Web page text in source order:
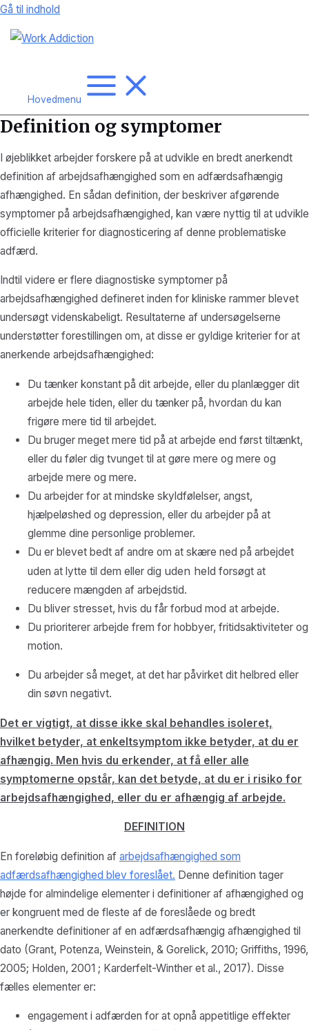
Gå til indhold
Hovedmenu
Definition og symptomer
I øjeblikket arbejder forskere på at udvikle en bredt anerkendt
definition af arbejdsafhængighed som en adfærdsafhængig
afhængighed. En sådan definition, der beskriver afgørende
symptomer på arbejdsafhængighed, kan være nyttig til at udvikle
officielle kriterier for diagnosticering af denne problematiske
adfærd.
Indtil videre er flere diagnostiske symptomer på
arbejdsafhængighed defineret inden for kliniske rammer blevet
undersøgt videnskabeligt. Resultaterne af undersøgelserne
understøtter forestillingen om, at disse er gyldige kriterier for at
anerkende arbejdsafhængighed:
Du tænker konstant på dit arbejde, eller du planlægger dit
arbejde hele tiden, eller du tænker på, hvordan du kan
frigøre mere tid til arbejdet.
Du bruger meget mere tid på at arbejde end først tiltænkt,
eller du føler dig tvunget til at gøre mere og mere og
arbejde mere og mere.
Du arbejder for at mindske skyldfølelser, angst,
hjælpeløshed og depression, eller du arbejder på at
glemme dine personlige problemer.
Du er blevet bedt af andre om at skære ned på arbejdet
uden at lytte til dem eller dig uden held forsøgt at
reducere mængden af arbejdstid.
Du bliver stresset, hvis du får forbud mod at arbejde.
Du prioriterer arbejde frem for hobbyer, fritidsaktiviteter og
motion.
Du arbejder så meget, at det har påvirket dit helbred eller
din søvn negativt.
Det er vigtigt, at disse ikke skal behandles isoleret,
hvilket betyder, at enkeltsymptom ikke betyder, at du er
afhængig. Men hvis du erkender, at få eller alle
symptomerne opstår, kan det betyde, at du er i risiko for
arbejdsafhængighed, eller du er afhængig af arbejde.
DEFINITION
En foreløbig definition af arbejdsafhængighed som
adfærdsafhængighed blev foreslået. Denne definition tager
højde for almindelige elementer i definitioner af afhængighed og
er kongruent med de fleste af de foreslåede og bredt
anerkendte definitioner af en adfærdsafhængig afhængighed til
dato (Grant, Potenza, Weinstein, & Gorelick, 2010; Griffiths, 1996,
2005; Holden, 2001 ; Karderfelt-Winther et al., 2017). Disse
fælles elementer er:
engagement i adfærden for at opnå appetitlige effekter